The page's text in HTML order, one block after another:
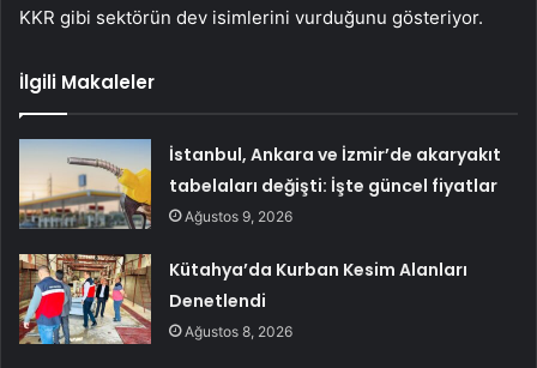
KKR gibi sektörün dev isimlerini vurduğunu gösteriyor.
İlgili Makaleler
İstanbul, Ankara ve İzmir’de akaryakıt
tabelaları değişti: İşte güncel fiyatlar
Ağustos 9, 2026
Kütahya’da Kurban Kesim Alanları
Denetlendi
Ağustos 8, 2026